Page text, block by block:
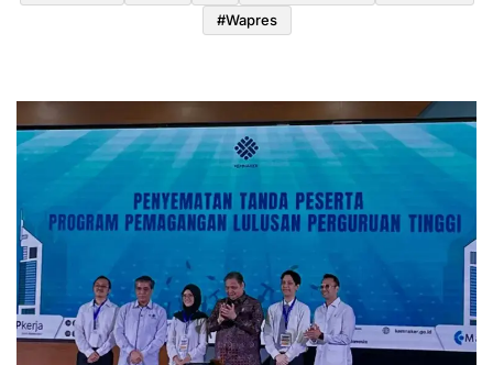
#Wapres